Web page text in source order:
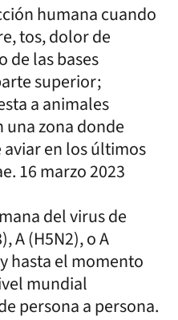
humana cuando
tos, dolor de
de las bases
superior;
a animales
zona donde
en los últimos
16 marzo 2023
del virus de
A (H5N2), o A
hasta el momento
mundial
persona a persona.